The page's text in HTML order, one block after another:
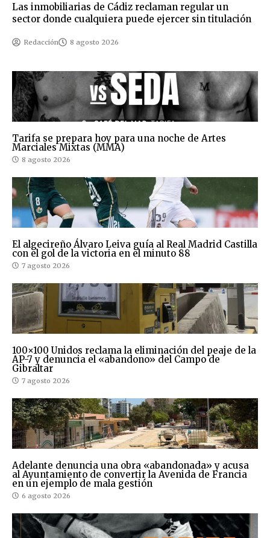
Las inmobiliarias de Cádiz reclaman regular un
sector donde cualquiera puede ejercer sin titulación
Redacción 8 agosto 2026
Tarifa se prepara hoy para una noche de Artes
Marciales Mixtas (MMA)
8 agosto 2026
El algecireño Álvaro Leiva guía al Real Madrid Castilla
con el gol de la victoria en el minuto 88
7 agosto 2026
100×100 Unidos reclama la eliminación del peaje de la
AP-7 y denuncia el «abandono» del Campo de
Gibraltar
7 agosto 2026
Adelante denuncia una obra «abandonada» y acusa
al Ayuntamiento de convertir la Avenida de Francia
en un ejemplo de mala gestión
6 agosto 2026